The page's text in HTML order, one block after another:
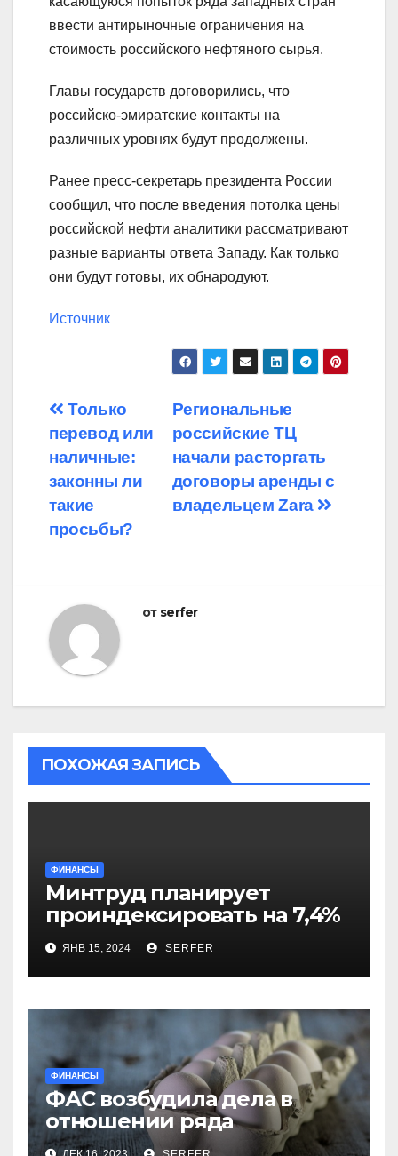
ввести антирыночные ограничения на
стоимость российского нефтяного сырья.
Главы государств договорились, что
российско-эмиратские контакты на
различных уровнях будут продолжены.
Ранее пресс-секретарь президента России
сообщил, что после введения потолка цены
российской нефти аналитики рассматривают
разные варианты ответа Западу. Как только
они будут готовы, их обнародуют.
Источник
Навигация
по
записям
Региональные
российские ТЦ
начали расторгать
договоры аренды с
владельцем Zara
Только
перевод или
наличные:
законны ли
такие
просьбы?
от serfer
ПОХОЖАЯ ЗАПИСЬ
ФИНАНСЫ
Минтруд планирует
проиндексировать на 7,4%
более 40 выплат и
компенсаций
ЯНВ 15, 2024 SERFER
ФИНАНСЫ
ФАС возбудила дела в
отношении ряда
региональных